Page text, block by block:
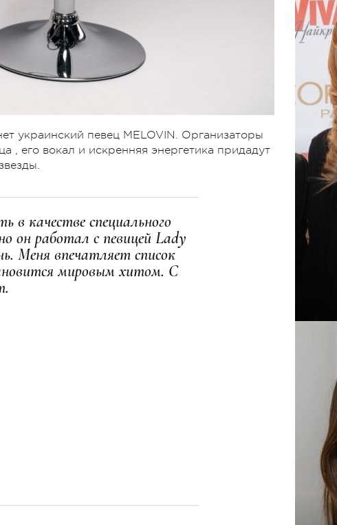
украинский певец MELOVIN. Организаторы
, его вокал и искренняя энергетика придадут
в качестве специального
он работал с певицей Lady
Меня впечатляет список
мировым хитом. С